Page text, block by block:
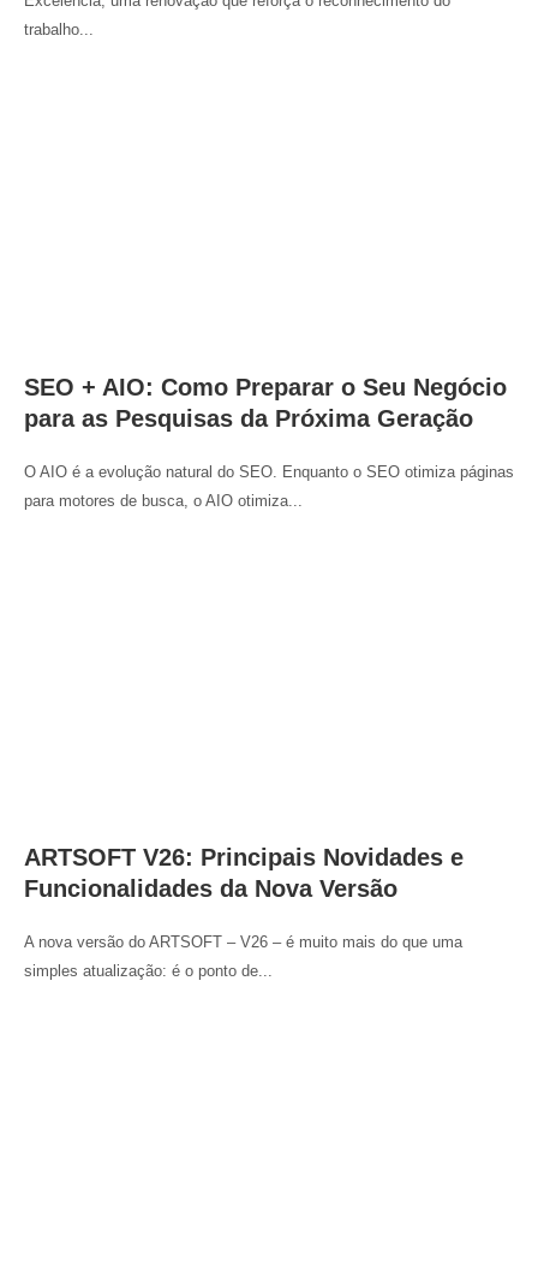
trabalho...
SEO + AIO: Como Preparar o Seu Negócio
para as Pesquisas da Próxima Geração
O AIO é a evolução natural do SEO. Enquanto o SEO otimiza páginas
para motores de busca, o AIO otimiza...
ARTSOFT V26: Principais Novidades e
Funcionalidades da Nova Versão
A nova versão do ARTSOFT – V26 – é muito mais do que uma
simples atualização: é o ponto de...